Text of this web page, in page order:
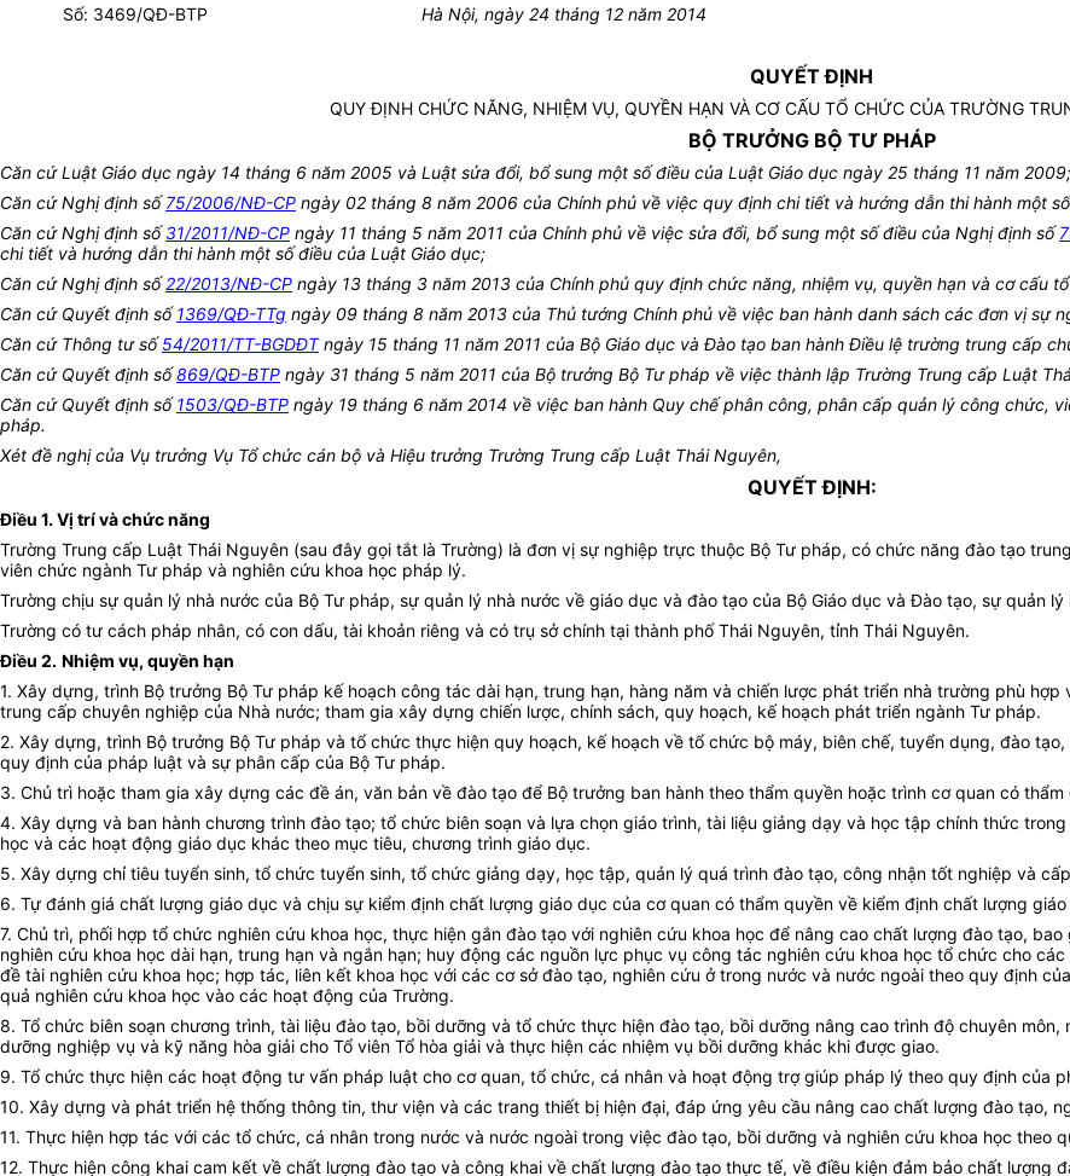
Số: 3469/QĐ-BTP
Hà Nội, ngày 24 tháng 12 năm 2014
QUYẾT ĐỊNH
QUY ĐỊNH CHỨC NĂNG, NHIỆM VỤ, QUYỀN HẠN VÀ CƠ CẤU TỔ CHỨC CỦA TRƯỜNG
BỘ TRƯỞNG BỘ TƯ PHÁP
Căn cứ Luật Giáo dục ngày 14 tháng 6 năm 2005 và Luật sửa đổi, bổ sung một số điều của Luật Giáo dục ngày 25 tháng 11 năm 2009;
Căn cứ Nghị định số75/2006/NĐ-CP ngày 02 tháng 8 năm 2006 của Chính phủ về việc quy định chi tiết và hướng dẫn thi hành một
Căn cứ Nghị định số31/2011/NĐ-CP ngày 11 tháng 5 năm 2011 của Chính phủ về việc sửa đổi, bổ sung một số điều của Nghị định số
chi tiết và hướng dẫn thi hành một số điều của Luật Giáo dục;
Căn cứ Nghị định số22/2013/NĐ-CP ngày 13 tháng 3 năm 2013 của Chính phủ quy định chức năng, nhiệm vụ, quyền hạn và cơ cấu
Căn cứ Quyết định số1369/QĐ-TTg ngày 09 tháng 8 năm 2013 của Thủ tướng Chính phủ về việc ban hành danh sách các đơn vị sự
Căn cứ Thông tư số54/2011/TT-BGDĐTngày 15 tháng 11 năm 2011 của Bộ Giáo dục và Đào tạo ban hành Điều lệ trường trung cấp
Căn cứ Quyết định số869/QĐ-BTP ngày 31 tháng 5 năm 2011 của Bộ trưởng Bộ Tư pháp về việc thành lập Trường Trung cấp Luật
Căn cứ Quyết định số1503/QĐ-BTP ngày 19 tháng 6 năm 2014 về việc ban hành Quy chế phân công, phân cấp quản lý công chức,
pháp.
Xét đề nghị của Vụ trưởng Vụ Tổ chức cán bộ và Hiệu trưởng Trường Trung cấp Luật Thái Nguyên,
QUYẾT ĐỊNH:
Điều 1. Vị trí và chức năng
Trường Trung cấp Luật Thái Nguyên (sau đây gọi tắt là Trường) là đơn vị sự nghiệp trực thuộc Bộ Tư pháp, có chức năng đào tạo
viên chức ngành Tư pháp và nghiên cứu khoa học pháp lý.
Trường chịu sự quản lý nhà nước của Bộ Tư pháp, sự quản lý nhà nước về giáo dục và đào tạo của Bộ Giáo dục và Đào tạo, sự quản
Trường có tư cách pháp nhân, có con dấu, tài khoản riêng và có trụ sở chính tại thành phố Thái Nguyên, tỉnh Thái Nguyên.
Điều 2. Nhiệm vụ, quyền hạn
1. Xây dựng, trình Bộ trưởng Bộ Tư pháp kế hoạch công tác dài hạn, trung hạn, hàng năm và chiến lược phát triển nhà trường phù
trung cấp chuyên nghiệp của Nhà nước; tham gia xây dựng chiến lược, chính sách, quy hoạch, kế hoạch phát triển ngành Tư pháp.
2. Xây dựng, trình Bộ trưởng Bộ Tư pháp và tổ chức thực hiện quy hoạch, kế hoạch về tổ chức bộ máy, biên chế, tuyển dụng, đào
quy định của pháp luật và sự phân cấp của Bộ Tư pháp.
3. Chủ trì hoặc tham gia xây dựng các đề án, văn bản về đào tạo để Bộ trưởng ban hành theo thẩm quyền hoặc trình cơ quan có thẩm
4. Xây dựng và ban hành chương trình đào tạo; tổ chức biên soạn và lựa chọn giáo trình, tài liệu giảng dạy và học tập chính thức
học và các hoạt động giáo dục khác theo mục tiêu, chương trình giáo dục.
5. Xây dựng chỉ tiêu tuyển sinh, tổ chức tuyển sinh, tổ chức giảng dạy, học tập, quản lý quá trình đào tạo, công nhận tốt nghiệp và
6. Tự đánh giá chất lượng giáo dục và chịu sự kiểm định chất lượng giáo dục của cơ quan có thẩm quyền về kiểm định chất lượng
7. Chủ trì, phối hợp tổ chức nghiên cứu khoa học, thực hiện gắn đào tạo với nghiên cứu khoa học để nâng cao chất lượng đào tạo,
nghiên cứu khoa học dài hạn, trung hạn và ngắn hạn; huy động các nguồn lực phục vụ công tác nghiên cứu khoa học tổ chức cho
đề tài nghiên cứu khoa học; hợp tác, liên kết khoa học với các cơ sở đào tạo, nghiên cứu ở trong nước và nước ngoài theo quy định
quả nghiên cứu khoa học vào các hoạt động của Trường.
8. Tổ chức biên soạn chương trình, tài liệu đào tạo, bồi dưỡng và tổ chức thực hiện đào tạo, bồi dưỡng nâng cao trình độ chuyên
dưỡng nghiệp vụ và kỹ năng hòa giải cho Tổ viên Tổ hòa giải và thực hiện các nhiệm vụ bồi dưỡng khác khi được giao.
9. Tổ chức thực hiện các hoạt động tư vấn pháp luật cho cơ quan, tổ chức, cá nhân và hoạt động trợ giúp pháp lý theo quy định của
10. Xây dựng và phát triển hệ thống thông tin, thư viện và các trang thiết bị hiện đại, đáp ứng yêu cầu nâng cao chất lượng đào tạo,
11. Thực hiện hợp tác với các tổ chức, cá nhân trong nước và nước ngoài trong việc đào tạo, bồi dưỡng và nghiên cứu khoa học theo
12. Thực hiện công khai cam kết về chất lượng đào tạo và công khai về chất lượng đào tạo thực tế, về điều kiện đảm bảo chất lượng